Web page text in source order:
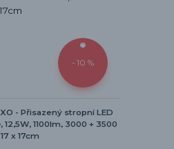
- 10 %
- Přisazený stropní LED
1100lm, 3000 + 3500
x 17cm